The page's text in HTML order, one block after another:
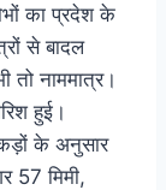
का प्रदेश के
से बादल
तो नाममात्र।
हुई।
के अनुसार
57 मिमी,